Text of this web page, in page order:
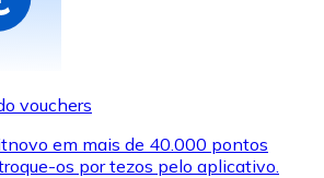
vouchers
em mais de 40.000 pontos
os por tezos pelo aplicativo.